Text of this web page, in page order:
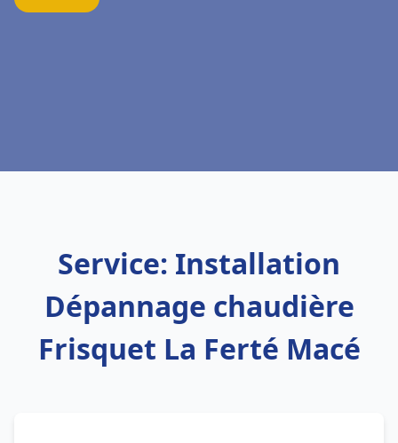
Service: Installation
Dépannage chaudière
Frisquet La Ferté Macé